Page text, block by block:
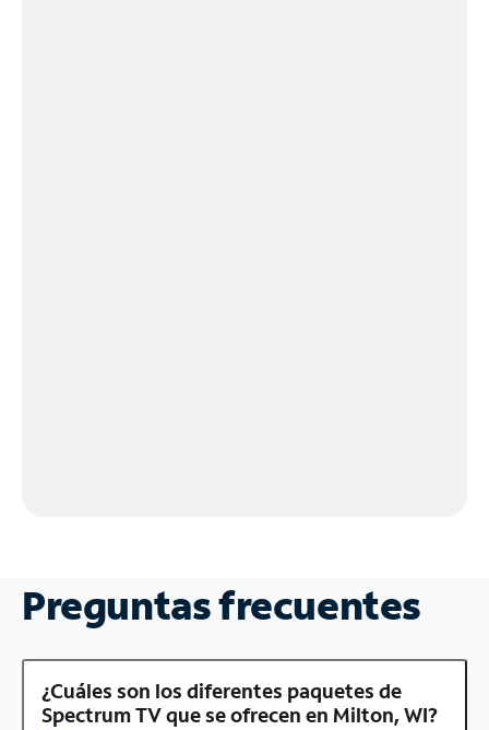
Preguntas frecuentes
¿Cuáles son los diferentes paquetes de
Spectrum TV que se ofrecen en Milton, WI?